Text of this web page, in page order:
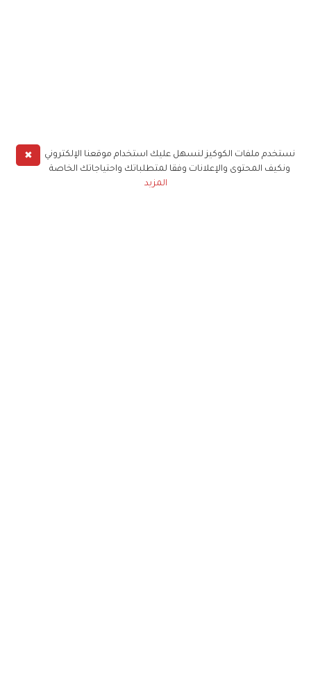
✖
نستخدم ملفات الكوكيز لنسهل عليك استخدام موقعنا الإلكتروني
ونكيف المحتوى والإعلانات وفقا لمتطلباتك واحتياجاتك الخاصة
المزيد